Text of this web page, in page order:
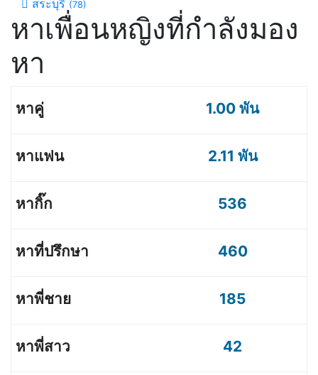
สระบุรี (78)
หาเพื่อนหญิงที่กำลังมอง
หา
1.00 พัน
2.11 พัน
536
460
185
42